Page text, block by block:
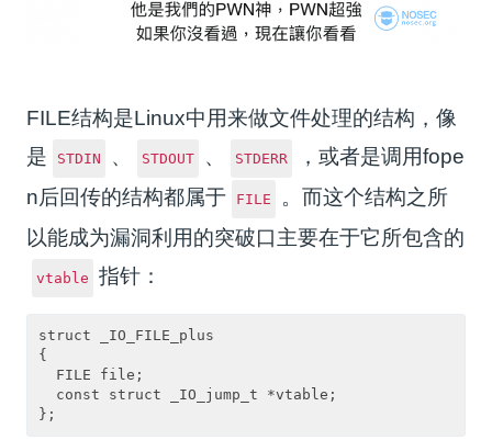
FILE结构是Linux中用来做文件处理的结构，像
是
STDIN 、 STDOUT 、 STDERR
，或者是调用fope
n后回传的结构都属于
FILE
。而这个结构之所
以能成为漏洞利用的突破口主要在于它所包含的
vtable 指针：
struct _IO_FILE_plus
{
  FILE file;
  const struct _IO_jump_t *vtable;